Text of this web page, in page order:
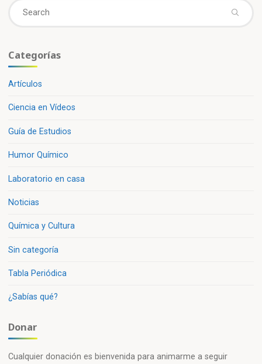
Categorías
Artículos
Ciencia en Vídeos
Guía de Estudios
Humor Químico
Laboratorio en casa
Noticias
Química y Cultura
Sin categoría
Tabla Periódica
¿Sabías qué?
Donar
Cualquier donación es bienvenida para animarme a seguir